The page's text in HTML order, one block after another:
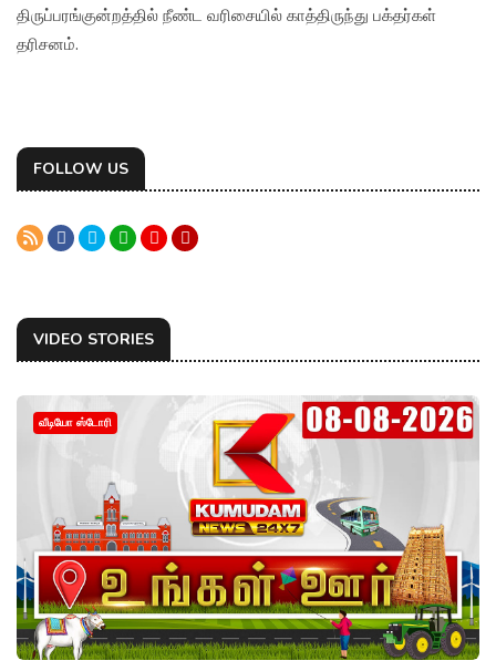
திருப்பரங்குன்றத்தில் நீண்ட வரிசையில் காத்திருந்து பக்தர்கள்
தரிசனம்.
FOLLOW US
VIDEO STORIES
வீடியோ ஸ்டோரி